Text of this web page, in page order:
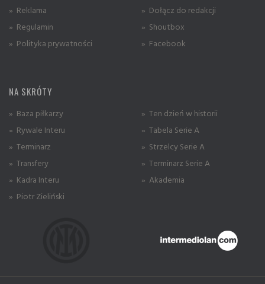
» Reklama
» Regulamin
» Polityka prywatności
» Dołącz do redakcji
» Shoutbox
» Facebook
NA SKRÓTY
» Baza piłkarzy
» Rywale Interu
» Terminarz
» Transfery
» Kadra Interu
» Piotr Zieliński
» Ten dzień w historii
» Tabela Serie A
» Strzelcy Serie A
» Terminarz Serie A
» Akademia